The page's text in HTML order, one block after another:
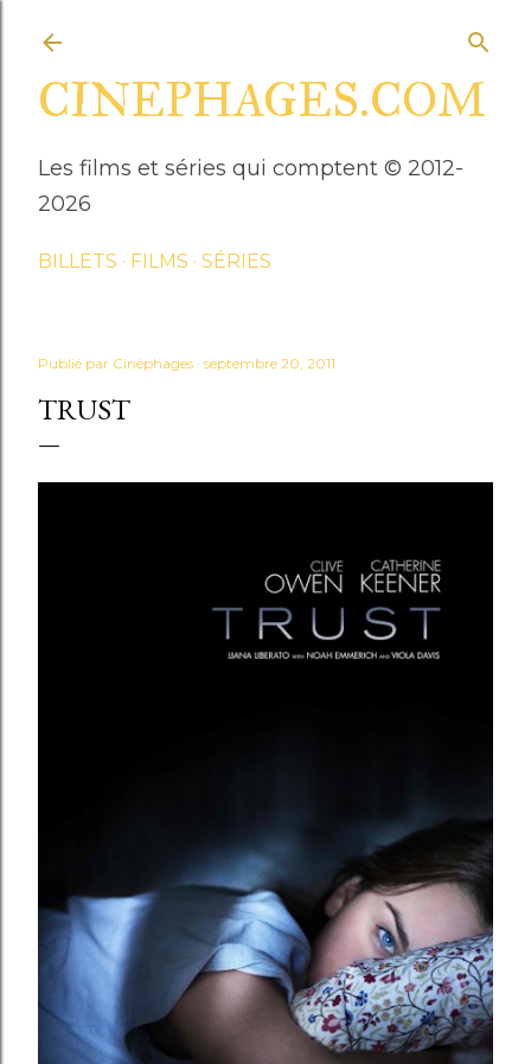
CINEPHAGES.COM
Les films et séries qui comptent © 2012-
2026
BILLETS FILMS SÉRIES
Publié par Cinéphages septembre 20, 2011
TRUST